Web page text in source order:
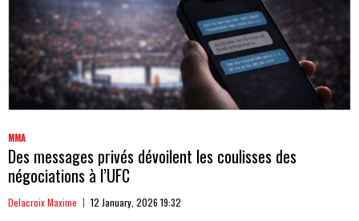
MMA
Des messages privés dévoilent les coulisses des
négociations à l’UFC
Delacroix Maxime 12 January, 2026 19:32